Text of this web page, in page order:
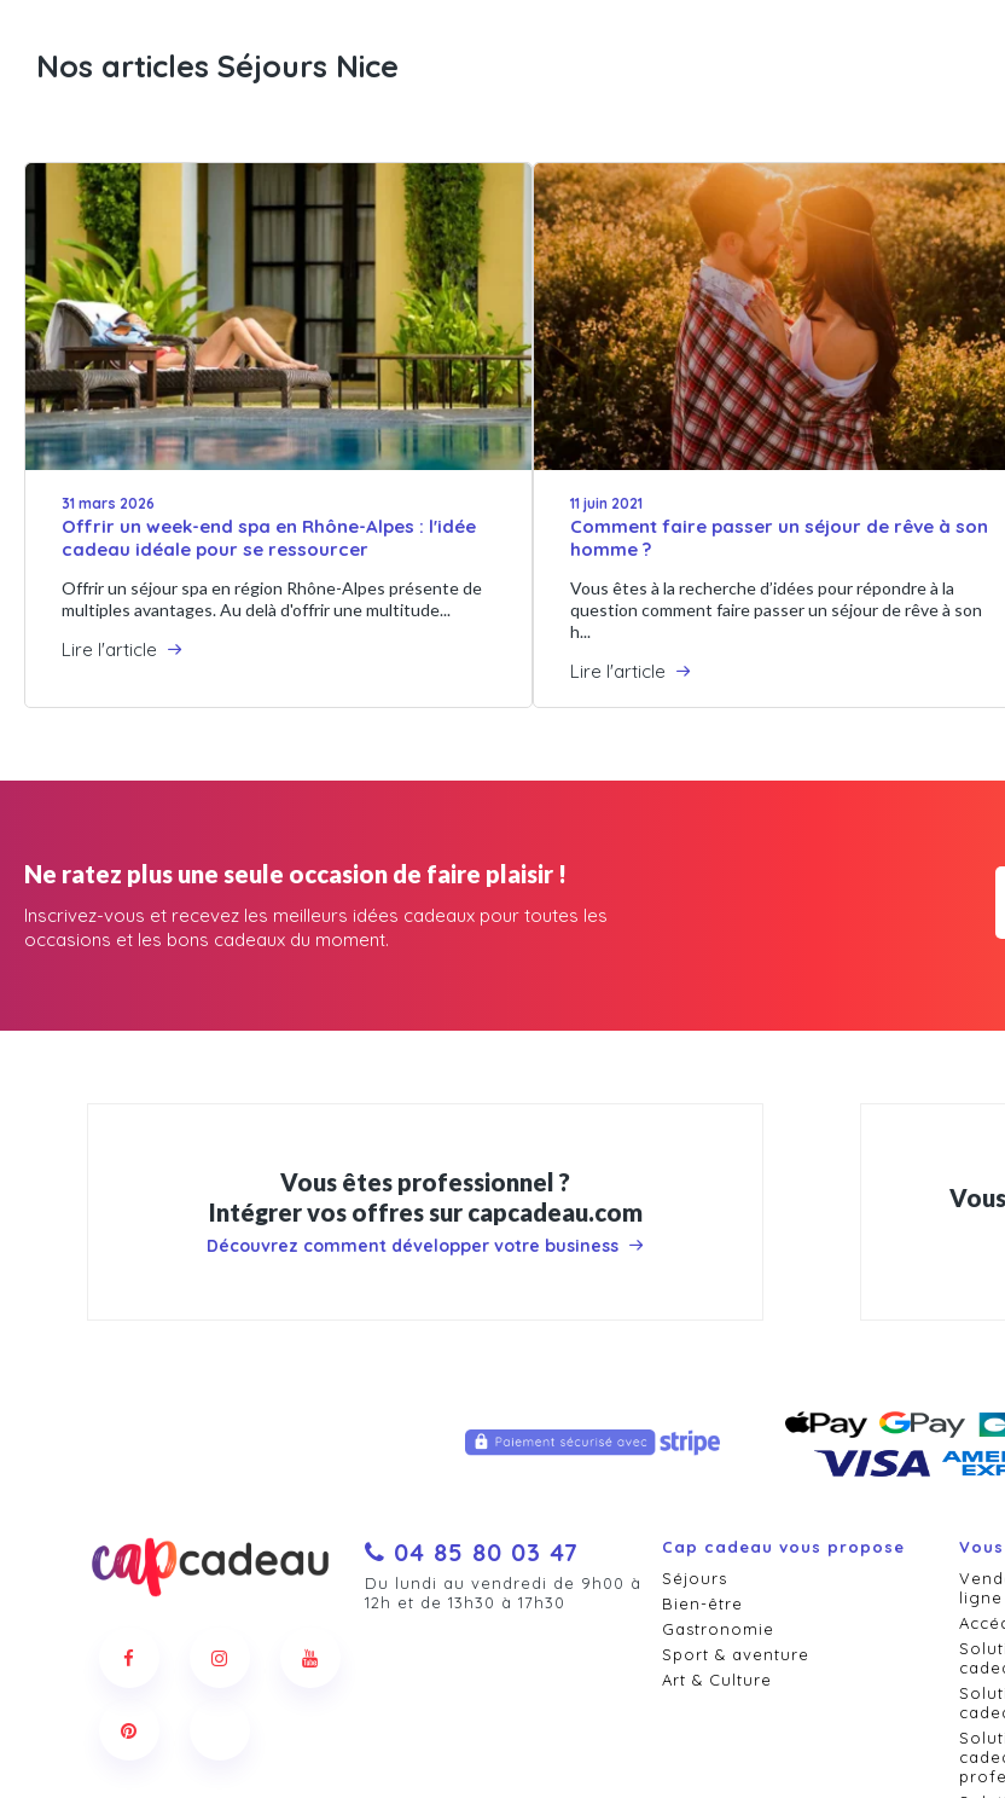
Nos articles Séjours Nice
31 mars 2026
Offrir un week-end spa en Rhône-Alpes : l'idée
cadeau idéale pour se ressourcer
Offrir un séjour spa en région Rhône-Alpes présente de
multiples avantages. Au delà d'offrir une multitude...
Lire l'article
11 juin 2021
Comment faire passer un séjour de rêve à son
homme ?
Vous êtes à la recherche d’idées pour répondre à la
question comment faire passer un séjour de rêve à son
h...
Lire l'article
Ne ratez plus une seule occasion de faire plaisir !
Inscrivez-vous et recevez les meilleurs idées cadeaux pour toutes les
occasions et les bons cadeaux du moment.
Vous êtes professionnel ?
Intégrer vos offres sur capcadeau.com
Découvrez comment développer votre business
04 85 80 03 47
Du lundi au vendredi de 9h00 à
12h et de 13h30 à 17h30
Cap cadeau vous propose
Séjours
Bien-être
Gastronomie
Sport & aventure
Art & Culture
ligne